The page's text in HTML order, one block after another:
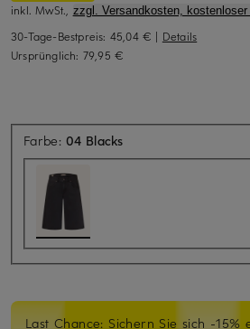
inkl. MwSt., zzgl. Versandkosten,
30-Tage-Bestpreis: 45,04 € | Details
Ursprünglich: 79,95 €
Farbe:04 Blacks
Last Chance: Sichern Sie sich -15%